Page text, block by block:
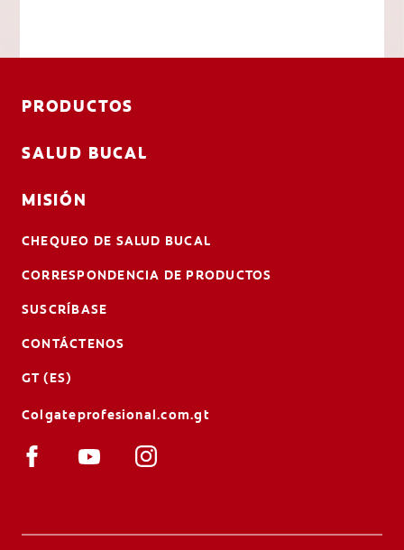
PRODUCTOS
SALUD BUCAL
MISIÓN
CHEQUEO DE SALUD BUCAL
CORRESPONDENCIA DE PRODUCTOS
SUSCRÍBASE
CONTÁCTENOS
GT (ES)
Colgateprofesional.com.gt